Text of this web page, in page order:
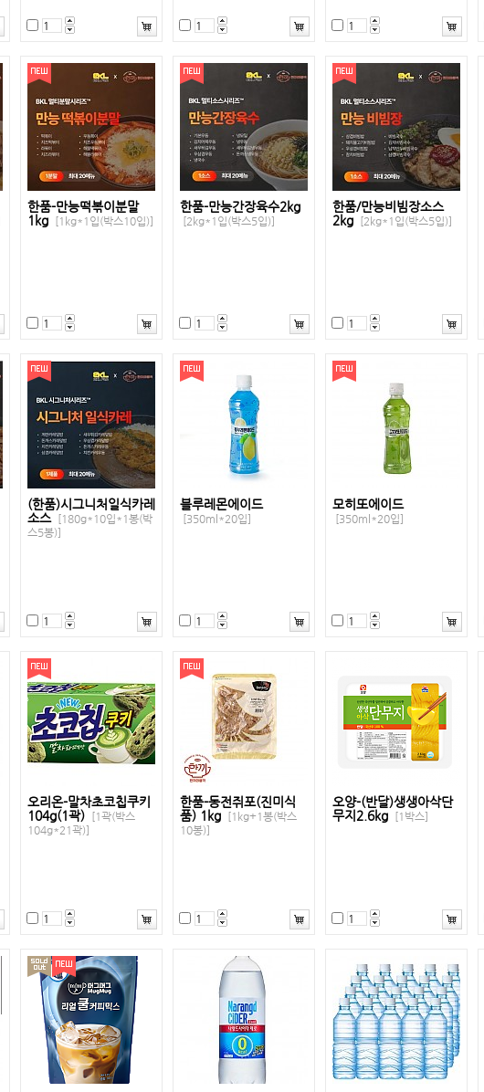
한품-만능떡볶이분말
1kg
[1kg*1입(박스10입)]
한품-만능간장육수2kg
[2kg*1입(박스5입)]
한품/만능비빔장소스
2kg
[2kg*1입(박스5입)]
(한품)시그니처일식카레
소스 [180g*10입*1봉(박
스5봉)]
블루레몬에이드
[350ml*20입]
모히또에이드
[350ml*20입]
오리온-말차초코칩쿠키
104g(1곽)
[1곽(박스
104g*21곽)]
한품-동전쥐포(진미식
품) 1kg
[1kg+1봉(박스
10봉)]
오양-(반달)생생아삭단
무지2.6kg
[1박스]